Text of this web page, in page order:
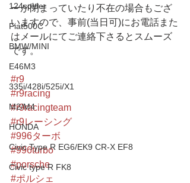
124spider
Fiat500C
BMW/MINI
E46M3
335i/428i/525i/X1
M2/M4
HONDA
Civic Type R EG6/EK9 CR-X EF8
Civic type R FK8
ーが閉まっていたり不在の場合もござ
いますので、事前(当日可)にお電話また
はメールにてご連絡下さるとスムーズ
です。
#r9
#r9racing
#r9racingteam
#r9レーシング
#996ターボ
#996turbo
#porsche
#ポルシェ